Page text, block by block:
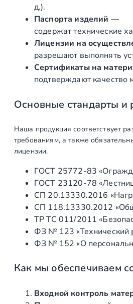
у
х
5
0
м
м
8
х
3
д.).
Паспорта изделий —
содержат технические
Лицензии на
разрешают выполнять
Сертификаты на
подтверждают качество
Основные стандарты и
Наша продукция соответствует
требованиям, а также
лицензии.
ГОСТ 25772‑83
ГОСТ 23120‑78
СП 20.13330.2016
СП 118.13330.2012
ТР ТС 011/2011
ФЗ № 123 «Технический
ФЗ № 152 «О
Как мы обеспечиваем
Входной контроль